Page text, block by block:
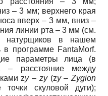
– 3 мм; верхнего края
вверх – 3 мм, вниз –
линии рта – 3 мм (см.
натурщиков в нашем
в программе FantaMorf.
параметры лица (в
– расстояние между
zy– zy(zy–Zygion
скуловой дуги);